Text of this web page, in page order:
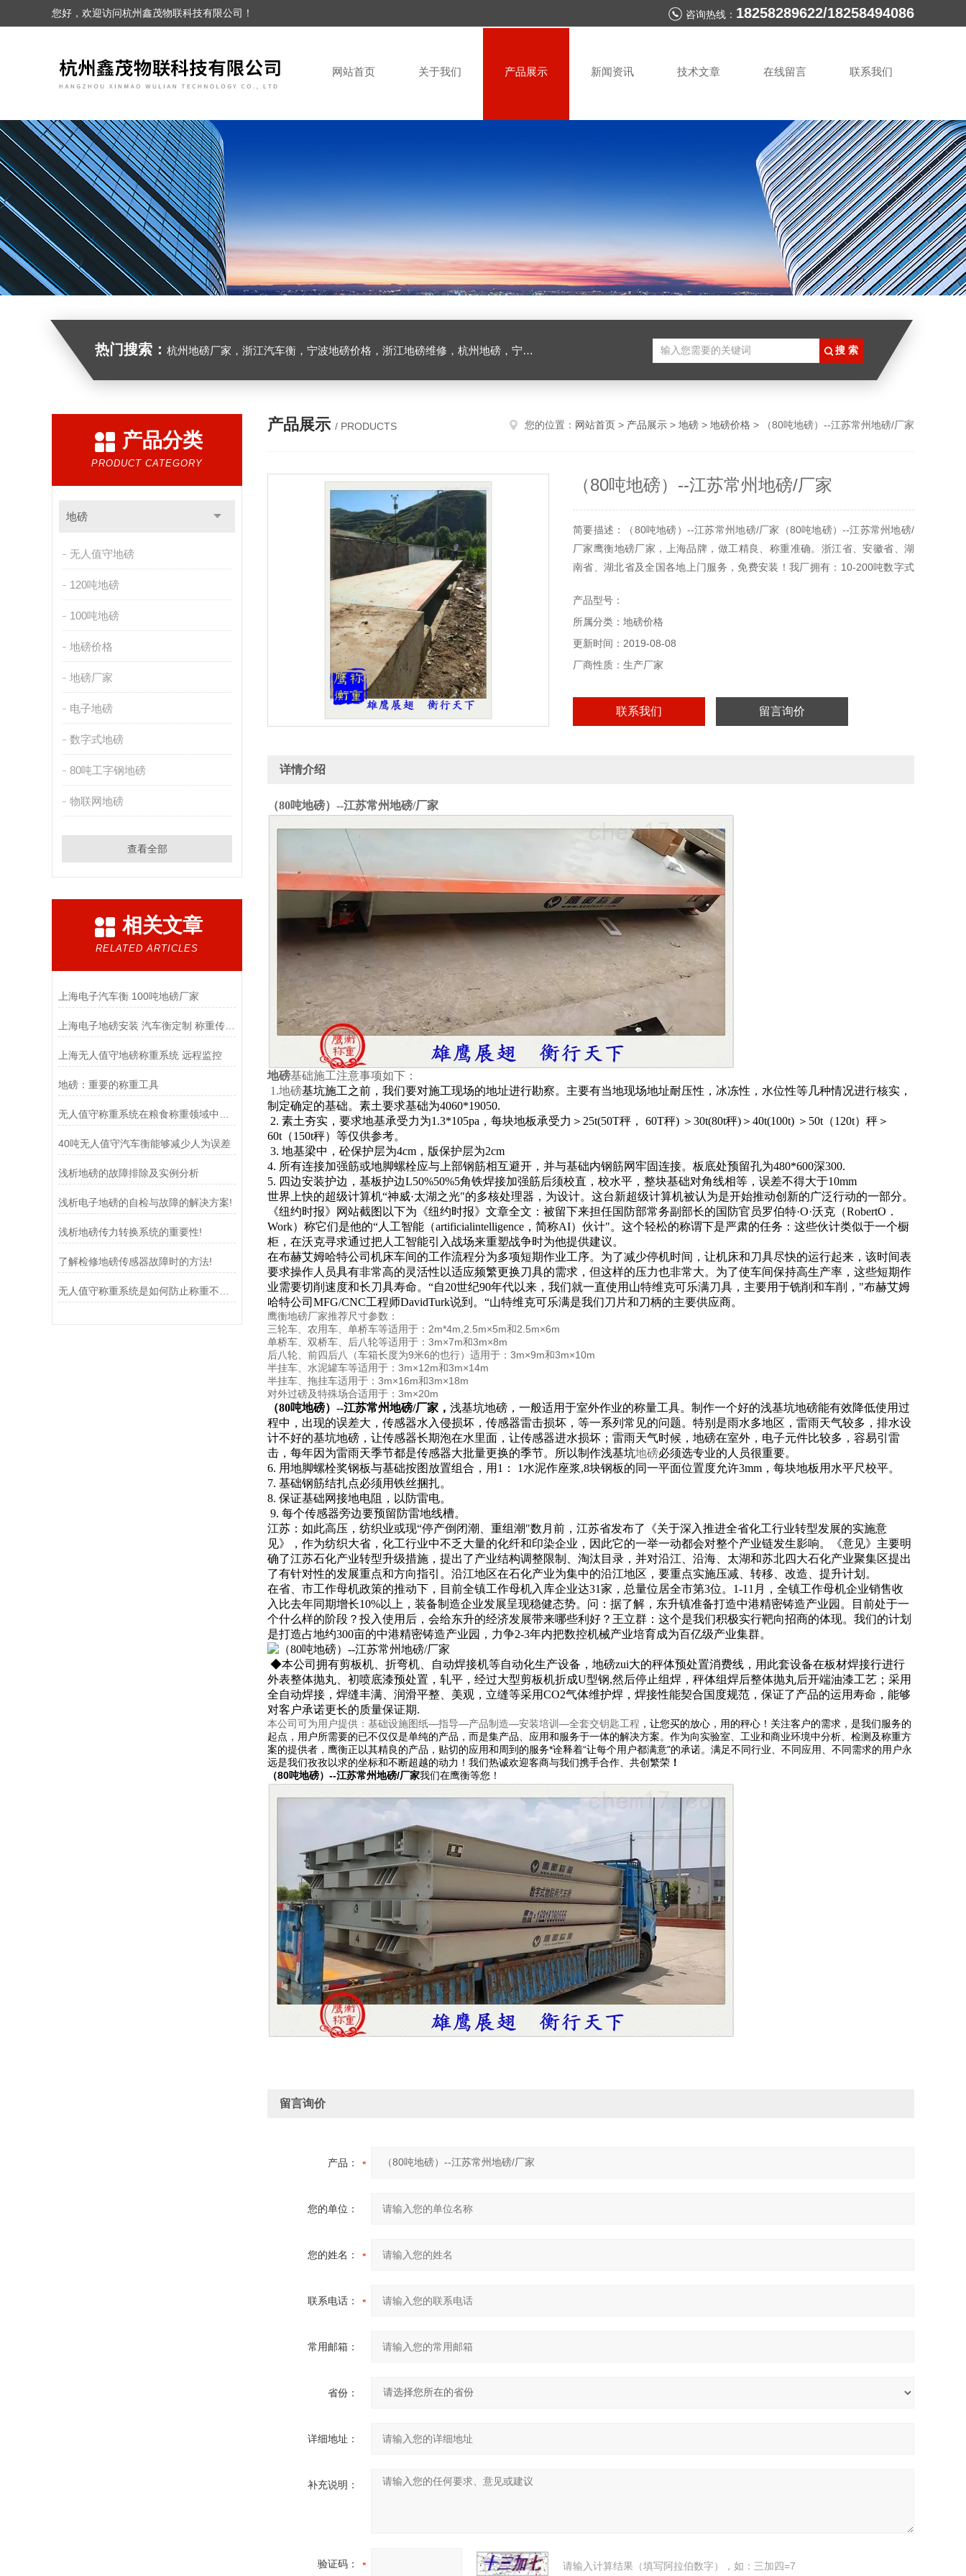
您好，欢迎访问杭州鑫茂物联科技有限公司！ 咨询热线： 18258289622/18258494086
网站首页 关于我们 产品展示 新闻资讯 技术文章 在线留言 联系我们
热门搜索： 杭州地磅厂家，浙江汽车衡，宁波地磅价格，浙江地磅维修，杭州地磅，宁波地磅，湖州地磅
产品分类
PRODUCT CATEGORY
地磅
无人值守地磅
120吨地磅
100吨地磅
地磅价格
地磅厂家
电子地磅
数字式地磅
80吨工字钢地磅
物联网地磅
查看全部
相关文章
RELATED ARTICLES
上海电子汽车衡 100吨地磅厂家
上海电子地磅安装 汽车衡定制 称重传感器
上海无人值守地磅称重系统 远程监控
地磅：重要的称重工具
40吨无人值守汽车衡能够减少人为误差
浅析地磅的故障排除及实例分析
浅析电子地磅的自检与故障的解决方案!
浅析地磅传力转换系统的重要性!
了解检修地磅传感器故障时的方法!
产品展示 / PRODUCTS 您的位置： 网站首页 > 产品展示 > 地磅 > 地磅价格 > （80吨地磅）--江苏常州地磅/厂家
（80吨地磅）--江苏常州地磅/厂家
简要描述：（80吨地磅）--江苏常州地磅/厂家（80吨地磅）--江苏常州地磅/
厂家鹰衡地磅厂家，上海品牌，做工精良、称重准确。浙江省、安徽省、湖
南省、湖北省及全国各地上门服务，免费安装！我厂拥有：10-200吨数字式
常用尺寸吨位均有现货，欢迎您咨询。地磅生产、地磅销售、地磅安装、地
磅维修、地磅厂家一站式服务商鹰衡欢迎您！
产品型号：
所属分类：地磅价格
更新时间：2019-08-08
厂商性质：生产厂家
联系我们 留言询价
详情介绍
（80吨地磅）--江苏常州地磅/厂家
地磅基础施工注意事项如下：
1.地磅基坑施工之前，我们要对施工现场的地址进行勘察。主要有当地现场地址耐压性，冰冻性，水位性等几种情况进行核实，
制定确定的基础。素土要求基础为4060*19050.
2. 素土夯实，要求地基承受力为1.3*105pa ，每块地板承受力＞ 25t(50T秤， 60T秤) ＞ 30t(80t秤) ＞ 40t(100t) ＞ 50t （120t）秤＞
60t （150t秤）等仅供参考。
3. 地基梁中，砼保护层为4cm ，版保护层为2cm
4. 所有连接加强筋或地脚螺栓应与上部钢筋相互避开，并与基础内钢筋网牢固连接。板底处预留孔为480*600深300.
5. 四边安装护边，基板护边L50%50%5角铁焊接加强筋后须校直，校水平，整块基础对角线相等，误差不得大于10mm
世界上快的超级计算机“神威·太湖之光"的多核处理器，为设计。这台新超级计算机被认为是开始推动创新的广泛行动的一部分。
《纽约时报》网站截图以下为《纽约时报》文章全文：被留下来担任国防部常务副部长的国防官员罗伯特·O·沃克（RobertO．
Work）称它们是他的“人工智能（artificialintelligence，简称AI）伙计"。这个轻松的称谓下是严肃的任务：这些伙计类似于一个橱
柜，在沃克寻求通过把人工智能引入战场来重塑战争时为他提供建议。
在布赫艾姆哈特公司机床车间的工作流程分为多项短期作业工序。为了减少停机时间，让机床和刀具尽快的运行起来，该时间表
要求操作人员具有非常高的灵活性以适应频繁更换刀具的需求，但这样的压力也非常大。为了使车间保持高生产率，这些短期作
业需要切削速度和长刀具寿命。“自20世纪90年代以来，我们就一直使用山特维克可乐满刀具，主要用于铣削和车削，"布赫艾姆
哈特公司MFG/CNC工程师DavidTurk说到。“山特维克可乐满是我们刀片和刀柄的主要供应商。
鹰衡地磅厂家推荐尺寸参数：
三轮车、农用车、单桥车等适用于：2m*4m,2.5m×5m和2.5m×6m
单桥车、双桥车、后八轮等适用于：3m×7m和3m×8m
后八轮、前四后八（车箱长度为9米6的也行）适用于：3m×9m和3m×10m
半挂车、水泥罐车等适用于：3m×12m和3m×14m
半挂车、拖挂车适用于：3m×16m和3m×18m
对外过磅及特殊场合适用于：3m×20m
（80吨地磅）--江苏常州地磅/厂家， 浅基坑地磅，一般适用于室外作业的称量工具。制作一个好的浅基坑地磅能有效降低使用过
程中，出现的误差大，传感器水入侵损坏，传感器雷击损坏，等一系列常见的问题。特别是雨水多地区，雷雨天气较多，排水设
计不好的基坑地磅，让传感器长期泡在水里面，让传感器进水损坏；雷雨天气时候，地磅在室外，电子元件比较多，容易引雷
击，每年因为雷雨天季节都是传感器大批量更换的季节。所以制作浅基坑地磅必须选专业的人员很重要。
6. 用地脚螺栓奖钢板与基础按图放置组合，用 1 ： 1 水泥作座浆,8块钢板的同一平面位置度允许3mm ，每块地板用水平尺校平。
7. 基础钢筋结扎点必须用铁丝捆扎。
8. 保证基础网接地电阻，以防雷电。
9. 每个传感器旁边要预留防雷地线槽。
江苏：如此高压，纺织业或现“停产倒闭潮、重组潮"数月前，江苏省发布了《关于深入推进全省化工行业转型发展的实施意
见》，作为纺织大省，化工行业中不乏大量的化纤和印染企业，因此它的一举一动都会对整个产业链发生影响。《意见》主要明
确了江苏石化产业转型升级措施，提出了产业结构调整限制、淘汰目录，并对沿江、沿海、太湖和苏北四大石化产业聚集区提出
了有针对性的发展重点和方向指引。沿江地区在石化产业为集中的沿江地区，要重点实施压减、转移、改造、提升计划。
在省、市工作母机政策的推动下，目前全镇工作母机入库企业达31家，总量位居全市第3位。1-11月，全镇工作母机企业销售收
入比去年同期增长10%以上，装备制造企业发展呈现稳健态势。问：据了解，东升镇准备打造中港精密铸造产业园。目前处于一
个什么样的阶段？投入使用后，会给东升的经济发展带来哪些利好？王立群：这个是我们积极实行靶向招商的体现。我们的计划
是打造占地约300亩的中港精密铸造产业园，力争2-3年内把数控机械产业培育成为百亿级产业集群。
◆本公司拥有剪板机、折弯机、自动焊接机等自动化生产设备，地磅zui大的秤体预处置消费线，用此套设备在板材焊接行进行
外表整体抛丸、初喷底漆预处置，轧平，经过大型剪板机折成U型钢,然后停止组焊，秤体组焊后整体抛丸后开端油漆工艺；采用
全自动焊接，焊缝丰满、润滑平整、美观，立缝等采用CO2气体维护焊，焊接性能契合国度规范，保证了产品的运用寿命，能够
对客户承诺更长的质量保证期.
本公司可为用户提供：基础设施图纸—指导—产品制造—安装培训—全套交钥匙工程 ，让您买的放心，用的秤心！关注客户的需求，是我们服务的
起点，用户所需要的已不仅仅是单纯的产品，而是集产品、应用和服务于一体的解决方案。作为向实验室、工业和商业环境中分析、检测及称重方
案的提供者，鹰衡正以其精良的产品，贴切的应用和周到的服务*诠释着“让每个用户都满意"的承诺。满足不同行业、不同应用、不同需求的用户永
远是我们孜孜以求的坐标和不断超越的动力！我们热诚欢迎客商与我们携手合作、共创繁荣 ！
（80吨地磅）--江苏常州地磅/厂家我们在鹰衡等您！
留言询价
产品：
您的单位：
您的姓名：
联系电话：
常用邮箱：
省份：
详细地址：
补充说明：
验证码： 请输入计算结果（填写阿拉伯数字），如：三加四=7